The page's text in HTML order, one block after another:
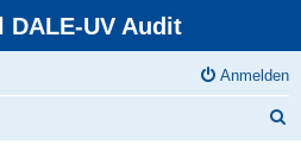
DALE-UV Audit
Anmelden